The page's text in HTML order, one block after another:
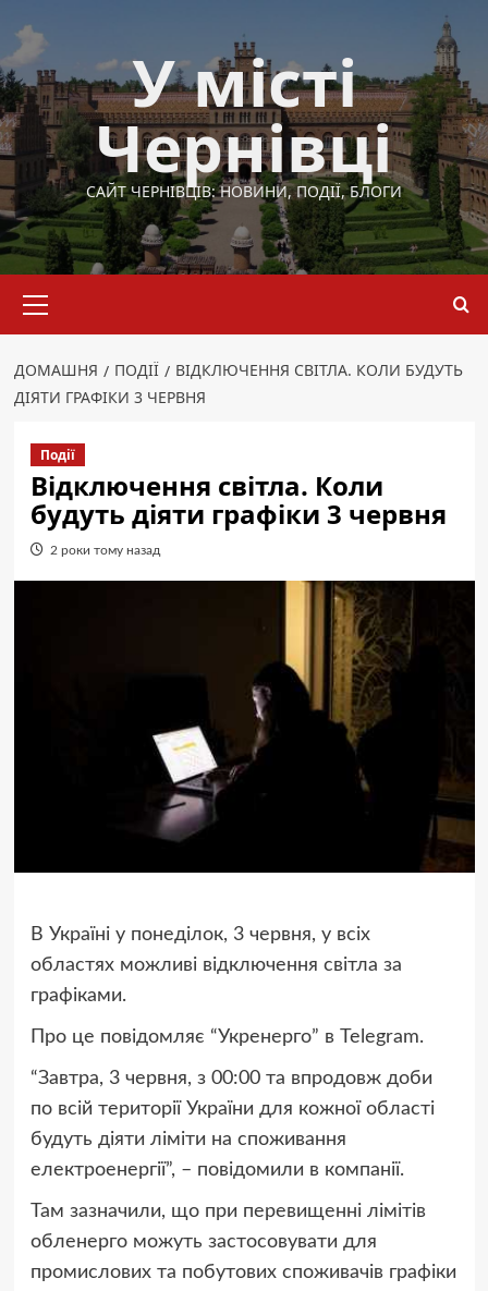
до
вмісту
У місті
Чернівці
САЙТ ЧЕРНІВЦІВ: НОВИНИ, ПОДІЇ, БЛОГИ
меню
ДОМАШНЯ ПОДІЇ
ВІДКЛЮЧЕННЯ СВІТЛА. КОЛИ БУДУТЬ
ДІЯТИ ГРАФІКИ 3 ЧЕРВНЯ
Події
Відключення світла. Коли
будуть діяти графіки 3 червня
2 роки тому назад
В Україні у понеділок, 3 червня, у всіх
областях можливі відключення світла за
графіками.
Про це повідомляє “Укренерго” в Telegram.
“Завтра, 3 червня, з 00:00 та впродовж доби
по всій території України для кожної області
будуть діяти ліміти на споживання
електроенергії”, – повідомили в компанії.
Там зазначили, що при перевищенні лімітів
обленерго можуть застосовувати для
промислових та побутових споживачів графіки